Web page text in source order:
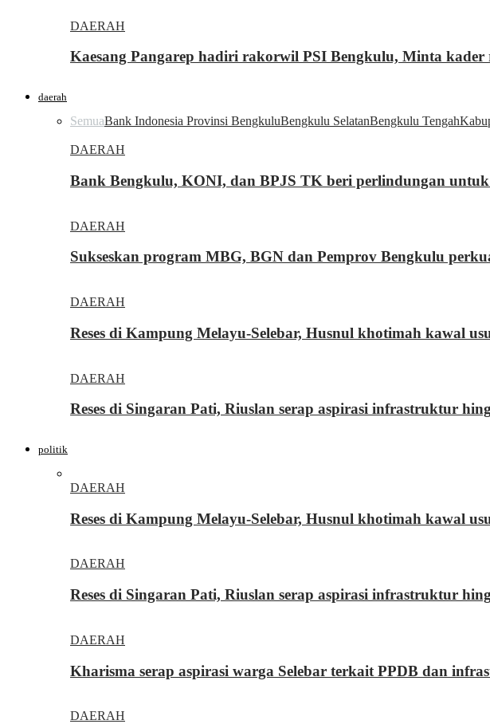
DAERAH
Kaesang Pangarep hadiri rakorwil PSI Bengkulu, Minta
daerah
SemuaBank Indonesia Provinsi BengkuluBengkulu SelatanBengkulu Tengah
DAERAH
Bank Bengkulu, KONI, dan BPJS TK beri perlindungan untuk
DAERAH
Sukseskan program MBG, BGN dan Pemprov Bengkulu
DAERAH
Reses di Kampung Melayu-Selebar, Husnul khotimah kawal
DAERAH
Reses di Singaran Pati, Riuslan serap aspirasi infrastruktur
politik
DAERAH
Reses di Kampung Melayu-Selebar, Husnul khotimah kawal
DAERAH
Reses di Singaran Pati, Riuslan serap aspirasi infrastruktur
DAERAH
Kharisma serap aspirasi warga Selebar terkait PPDB dan
DAERAH